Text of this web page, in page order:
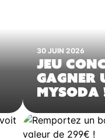
30 JUIN 2026
JEU
GAGNER
MYSODA